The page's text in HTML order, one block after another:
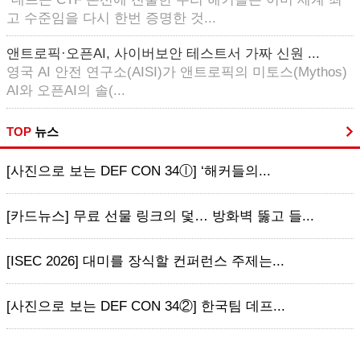
고 수준임을 다시 한번 증명한 것...
앤트로픽·오픈AI, 사이버보안 테스트서 가짜 신원 ...
영국 AI 안전 연구소(AISI)가 앤트로픽의 미토스(Mythos)
AI와 오픈AI의 솔(...
TOP 뉴스
[사진으로 보는 DEF CON 34ⓛ] ‘해커들의...
[카드뉴스] 무료 선물 링크의 덫… 방화벽 뚫고 들...
[ISEC 2026] 대미를 장식할 컨퍼런스 주제는...
[사진으로 보는 DEF CON 34②] 한국팀 데프...